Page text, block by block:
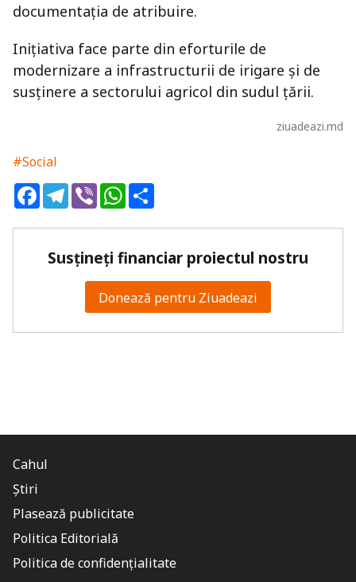
documentația de atribuire.
Inițiativa face parte din eforturile de
modernizare a infrastructurii de irigare și de
susținere a sectorului agricol din sudul țării.
ziuadeazi.md
#Social
FacebookTelegram
ViberWhatsApp
Susțineți financiar proiectul nostru
Donează pentru Ziuadeazi
Cahul
Știri
Plasează publicitate
Politica Editorială
Politica de confidențialitate